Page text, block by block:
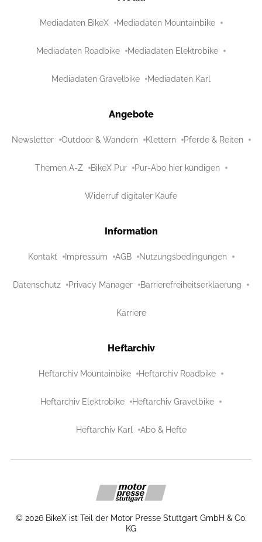
Mediadaten BikeX Mediadaten Mountainbike
Mediadaten Roadbike Mediadaten Elektrobike
Mediadaten Gravelbike Mediadaten Karl
Angebote
Newsletter Outdoor & Wandern Klettern Pferde & Reiten
Themen A-Z BikeX Pur Pur-Abo hier kündigen
Widerruf digitaler Käufe
Information
Kontakt Impressum AGB Nutzungsbedingungen
Datenschutz Privacy Manager Barrierefreiheitserklaerung
Karriere
Heftarchiv
Heftarchiv Mountainbike Heftarchiv Roadbike
Heftarchiv Elektrobike Heftarchiv Gravelbike
Heftarchiv Karl Abo & Hefte
© 2026 BikeX ist Teil der Motor Presse Stuttgart GmbH & Co.
KG